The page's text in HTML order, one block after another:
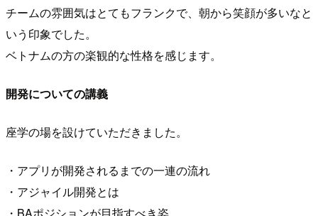
チームの雰囲気はとてもフランクで、朝から笑顔が多いなと
いう印象でした。
ベトナムの方の楽観的な性格を感じます。
開発についての講義
座学の場を設けていただきました。
・アプリが開発されるまでの一連の流れ
・アジャイル開発とは
・BAポジションが目指すべき姿